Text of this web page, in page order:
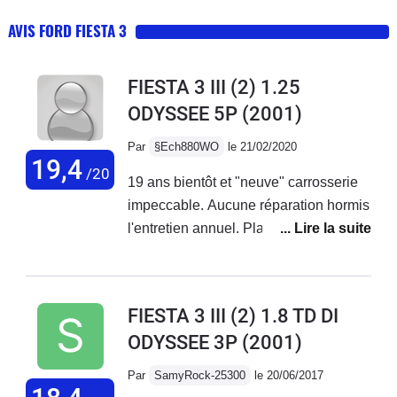
AVIS FORD FIESTA 3
19,4/20
FIESTA 3 III (2) 1.25
ODYSSEE 5P (2001)
Par §Ech880WO le 21/02/2020
19 ans bientôt et "neuve" carrosserie
impeccable. Aucune réparation hormis
l'entretien annuel. Plaquettes a
14 ans. Elle affiche 105000 km en 19
aucune remarque négative... une
voiture de qualité bravo Ford.Je ne la
FIESTA 3 III (2) 1.8 TD DI
ODYSSEE 3P (2001)
Par SamyRock-25300 le 20/06/2017